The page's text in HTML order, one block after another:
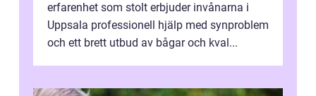
erfarenhet som stolt erbjuder invånarna i
Uppsala professionell hjälp med synproblem
och ett brett utbud av bågar och kval...